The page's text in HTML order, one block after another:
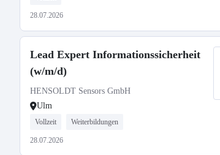
28.07.2026
Lead Expert Informationssicherheit
(w/m/d)
HENSOLDT Sensors GmbH
Ulm
Vollzeit Weiterbildungen
28.07.2026